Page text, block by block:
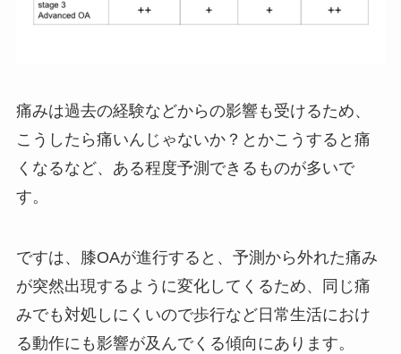
痛みは過去の経験などからの影響も受けるため、
こうしたら痛いんじゃないか？とかこうすると痛
くなるなど、ある程度予測できるものが多いで
す。
ですは、膝OAが進行すると、予測から外れた痛み
が突然出現するように変化してくるため、同じ痛
みでも対処しにくいので歩行など日常生活におけ
る動作にも影響が及んでくる傾向にあります。